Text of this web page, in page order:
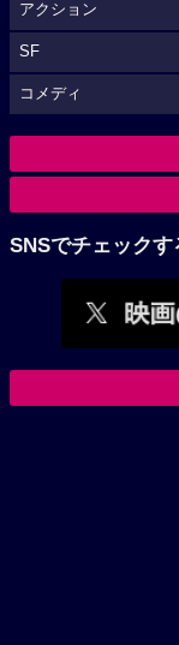
アクション
SF
コメディ
SNSでチェックす